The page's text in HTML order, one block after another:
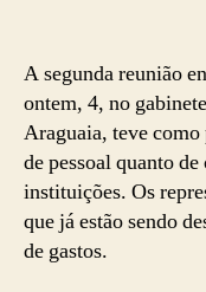
A segunda reunião
ontem, 4, no
Araguaia, teve como
de pessoal quanto
instituições. Os
que já estão sendo
de gastos.